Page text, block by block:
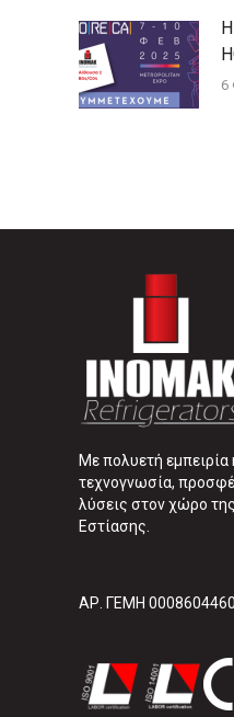
6
Με πολυετή εμπειρία
τεχνογνωσία,
λύσεις στον χώρο
Εστίασης.
ΑΡ. ΓΕΜΗ